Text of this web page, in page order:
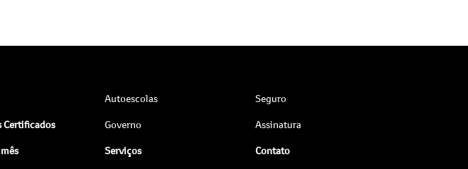
Certificados
Autoescolas
Governo
Serviços
Seguro
Assinatura
Contato